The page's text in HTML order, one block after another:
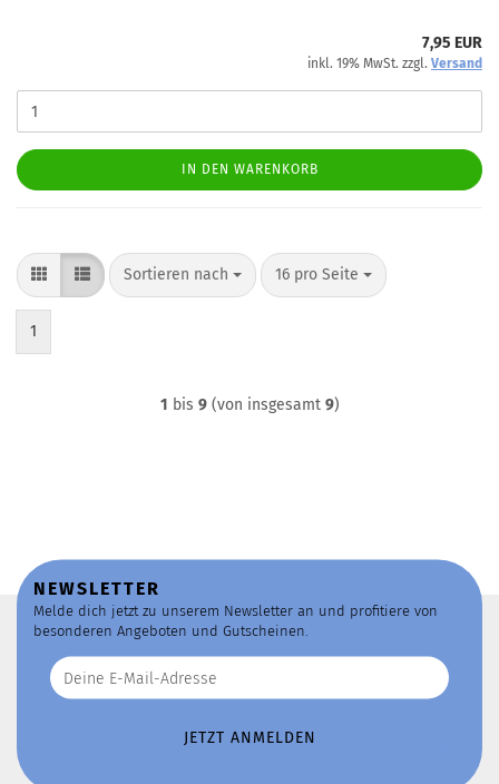
7,95 EUR
inkl. 19% MwSt. zzgl. Versand
IN DEN WARENKORB
Sortieren nach
Sortieren nach 16 pro Seite
pro Seite
1
1 bis 9(von insgesamt 9)
NEWSLETTER
Melde dich jetzt zu unserem Newsletter an und profitiere von
besonderen Angeboten und Gutscheinen.